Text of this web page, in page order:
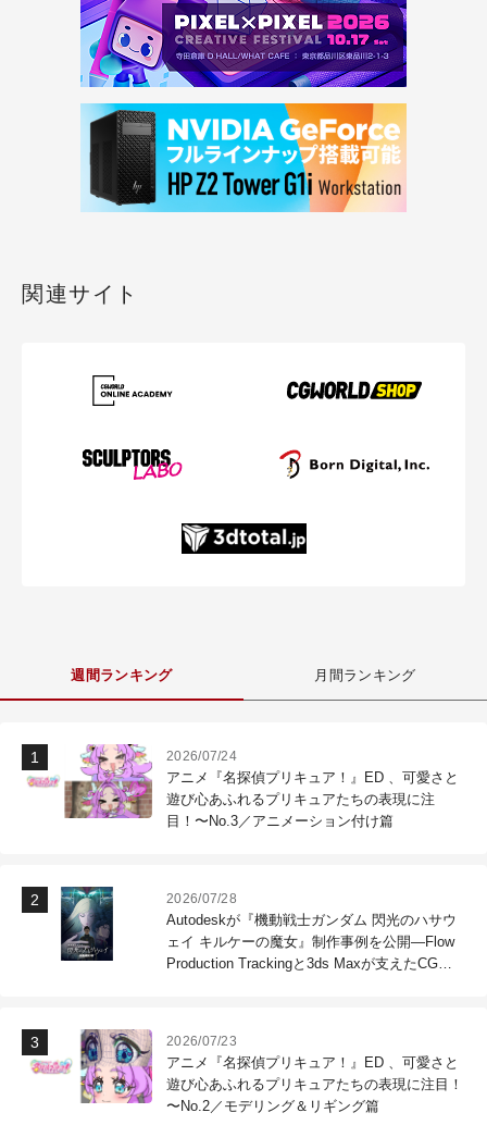
関連サイト
週間ランキング 月間ランキング
2026/07/24
アニメ『名探偵プリキュア！』ED 、可愛さと
遊び心あふれるプリキュアたちの表現に注
目！〜No.3／アニメーション付け篇
2026/07/28
Autodeskが『機動戦士ガンダム 閃光のハサウ
ェイ キルケーの魔女』制作事例を公開―Flow
Production Trackingと3ds Maxが支えたCG制
2026/07/23
アニメ『名探偵プリキュア！』ED 、可愛さと
遊び心あふれるプリキュアたちの表現に注目！
〜No.2／モデリング＆リギング篇